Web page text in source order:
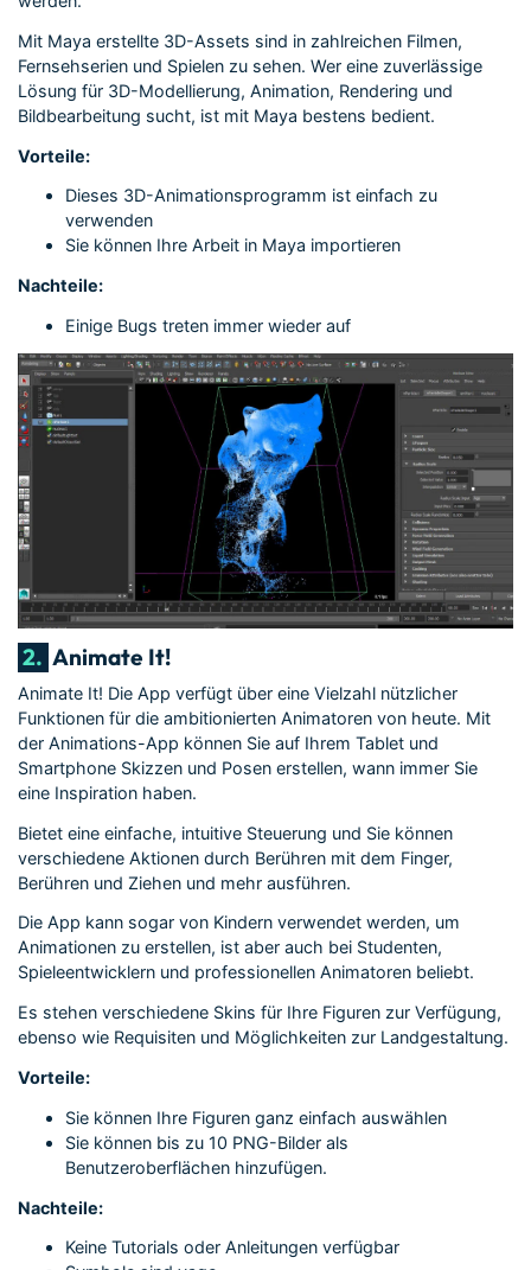
Mit Maya erstellte 3D-Assets sind in zahlreichen Filmen,
Fernsehserien und Spielen zu sehen. Wer eine zuverlässige
Lösung für 3D-Modellierung, Animation, Rendering und
Bildbearbeitung sucht, ist mit Maya bestens bedient.
Vorteile:
Dieses 3D-Animationsprogramm ist einfach zu
verwenden
Sie können Ihre Arbeit in Maya importieren
Nachteile:
Einige Bugs treten immer wieder auf
2. Animate It!
Animate It! Die App verfügt über eine Vielzahl nützlicher
Funktionen für die ambitionierten Animatoren von heute. Mit
der Animations-App können Sie auf Ihrem Tablet und
Smartphone Skizzen und Posen erstellen, wann immer Sie
eine Inspiration haben.
Bietet eine einfache, intuitive Steuerung und Sie können
verschiedene Aktionen durch Berühren mit dem Finger,
Berühren und Ziehen und mehr ausführen.
Die App kann sogar von Kindern verwendet werden, um
Animationen zu erstellen, ist aber auch bei Studenten,
Spieleentwicklern und professionellen Animatoren beliebt.
Es stehen verschiedene Skins für Ihre Figuren zur Verfügung,
ebenso wie Requisiten und Möglichkeiten zur Landgestaltung.
Vorteile:
Sie können Ihre Figuren ganz einfach auswählen
Sie können bis zu 10 PNG-Bilder als
Benutzeroberflächen hinzufügen.
Nachteile:
Keine Tutorials oder Anleitungen verfügbar